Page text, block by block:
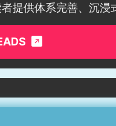
提供体系完善、沉浸